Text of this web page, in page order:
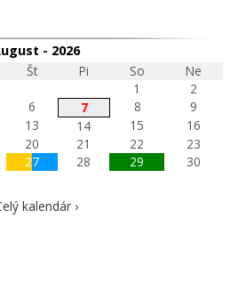
- 2026
Št Pi So
Ne
1
2
6 7 8
9
13 14 15
16
20 21 22
23
27 28 29
30
kalendár ›